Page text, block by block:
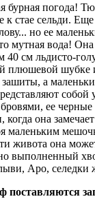
бурная погода!
к стае сельди.
но ее
мутная вода!
см льдисто-
плюшевой шубке
а
ее черные
она
маленьким
живота она
выполненный
Аро, селедки